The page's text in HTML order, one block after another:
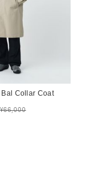
Bal Collar Coat
¥66,000